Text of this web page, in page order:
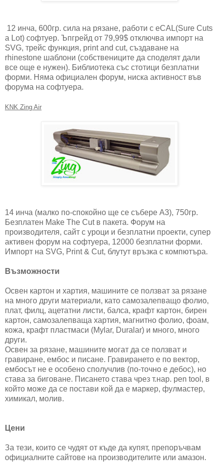
12 инча, 600гр. сила на рязане, работи с eCAL(Sure Cuts
a Lot) софтуер. Ъпгрейд от 79,99$ отключва импорт на
SVG, трейс функция, print and cut, създаване на
rhinestone шаблони (собствениците да споделят дали
все още е нужен). Библиотека със стотици безплатни
форми. Няма официален форум, ниска активност във
форума на софтуера.
KNK Zing Air
14 инча (малко по-спокойно ще се събере А3), 750гр.
Безплатен Make The Cut в пакета. Форум на
производителя, сайт с уроци и безплатни проекти, супер
активен форум на софтуера, 12000 безплатни форми.
Импорт на SVG, Print & Cut, блутут връзка с компютъра.
Възможности
Освен картон и хартия, машините се ползват за рязане
на много други материали, като самозалепващо фолио,
плат, филц, ацетатни листи, балса, крафт картон, бирен
картон, самозалепваща хартия, магнитно фолио, фоам,
кожа, крафт пластмаси (Mylar, Duralar) и много, много
други.
Освен за рязане, машините могат да се ползват и
гравиране, ембос и писане. Гравирането е по вектор,
ембосът не е особено сполучлив (по-точно е дебос), но
става за биговане. Писането става чрез т.нар. pen tool, в
който може да се постави кой да е маркер, фулмастер,
химикал, молив.
Цени
За тези, които се чудят от къде да купят, препоръчвам
официалните сайтове на производителите или амазон.